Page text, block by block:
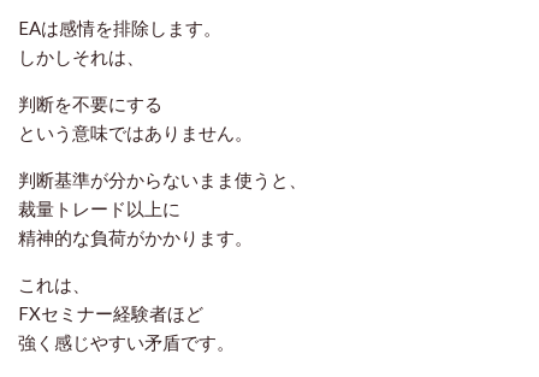
EAは感情を排除します。
しかしそれは、
判断を不要にする
という意味ではありません。
判断基準が分からないまま使うと、
裁量トレード以上に
精神的な負荷がかかります。
これは、
FXセミナー経験者ほど
強く感じやすい矛盾です。